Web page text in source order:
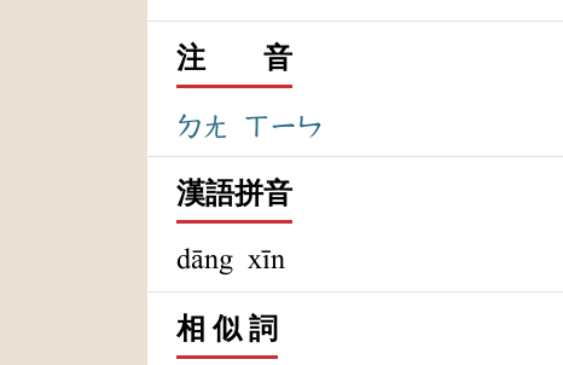
注 音
ㄉㄤ ㄒㄧㄣ
漢語拼音
dāng xīn
相 似 詞